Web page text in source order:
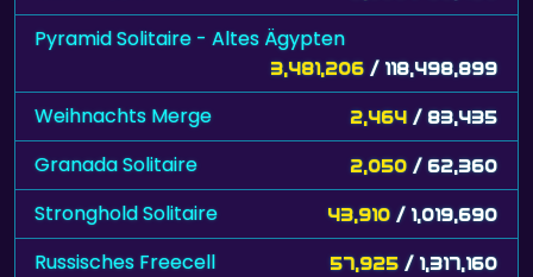
Pyramid Solitaire - Altes Ägypten
3,481,206 / 118,498,899
Weihnachts Merge 2,464 / 83,435
Granada Solitaire 2,050 / 62,360
Stronghold Solitaire 43,910 / 1,019,690
Russisches Freecell 57,925 / 1,317,160